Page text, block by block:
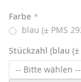
Farbe
blau (± PMS
Stückzahl (blau (±